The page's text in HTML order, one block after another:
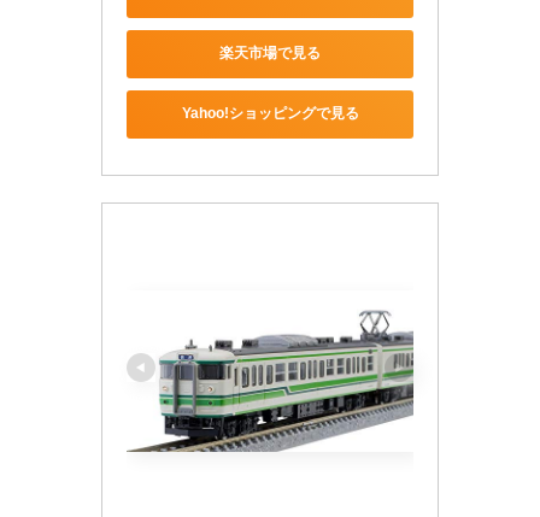
楽天市場で見る
Yahoo!ショッピングで見る